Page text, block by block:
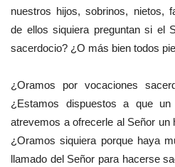
nuestros hijos, sobrinos, nietos,
de ellos siquiera preguntan si el
sacerdocio? ¿O más bien todos
¿Oramos por vocaciones
¿Estamos dispuestos a que
atrevemos a ofrecerle al Señor un
¿Oramos siquiera porque haya
llamado del Señor para hacerse